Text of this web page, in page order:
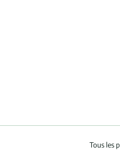
Tous les